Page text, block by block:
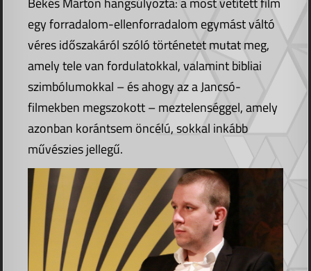
egy forradalom-ellenforradalom egymást váltó
véres időszakáról szóló történetet mutat meg,
amely tele van fordulatokkal, valamint bibliai
szimbólumokkal – és ahogy az a Jancsó-
filmekben megszokott – meztelenséggel, amely
azonban korántsem öncélú, sokkal inkább
művészies jellegű.